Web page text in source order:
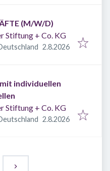
(M/W/D)
Stiftung + Co. KG
Veröffentlicht
2.8.2026
individuellen
Stiftung + Co. KG
Veröffentlicht
2.8.2026